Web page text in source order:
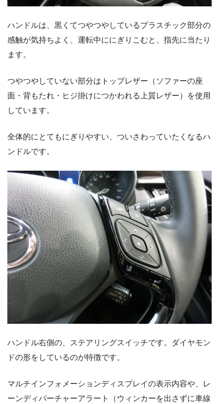
ハンドルは、黒くてつやつやしているプラスチック部分の
感触が気持ちよく、運転中ににぎりこむと、指先に当たり
ます。
つやつやしていない部分はトップレザー（ソファーの座
面・背もたれ・ヒジ掛けにつかわれる上質レザー）を使用
しています。
全体的にとてもにぎりやすい、ついさわっていたくなるハ
ンドルです。
ハンドル右側の、ステアリングスイッチです。ダイヤモン
ドの形をしているのが特徴です。
マルチインフォメーションディスプレイの表示内容や、レ
ーンディパーチャーアラート（ウィンカーを出さずに車線